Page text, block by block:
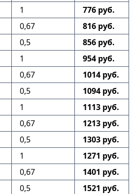
1
776 руб.
0,67
816 руб.
0,5
856 руб.
1
954 руб.
0,67
1014 руб.
0,5
1094 руб.
1
1113 руб.
0,67
1213 руб.
0,5
1303 руб.
1
1271 руб.
0,67
1401 руб.
0,5 1521 руб.